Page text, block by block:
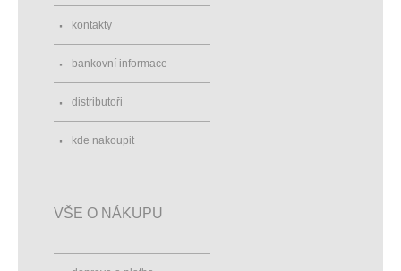
kontakty
bankovní informace
distributoři
kde nakoupit
VŠE O NÁKUPU